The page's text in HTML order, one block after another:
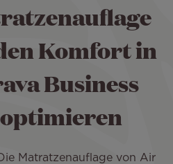
Komfort in
Business
optimieren
Die Matratzenauflage von Air